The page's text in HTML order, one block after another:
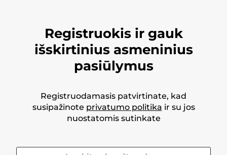
Registruokis ir gauk
išskirtinius asmeninius
pasiūlymus
Registruodamasis patvirtinate, kad
susipažinote privatumo politika ir su jos
nuostatomis sutinkate